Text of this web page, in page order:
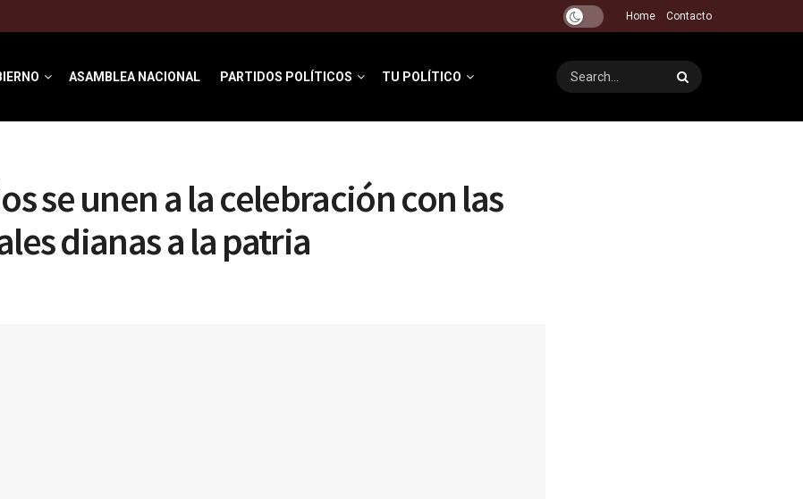
Home Contacto
ASAMBLEA NACIONAL PARTIDOS POLÍTICOS TU POLÍTICO
se unen a la celebración con las
dianas a la patria